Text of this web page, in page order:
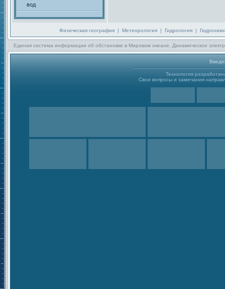
вод
Физическая география | Метеорология | Гидрология |
Единая система информации об обстановке в Мировом океане. Динамическое
Технология
Свои вопросы и замечания